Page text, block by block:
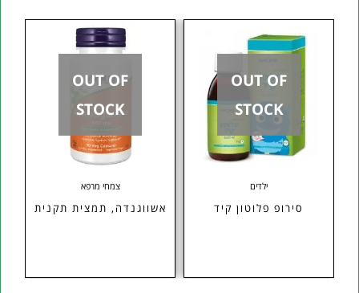
OUT OF
STOCK
ילדים
סירופ פלוטון קיד
OUT OF
STOCK
צמחי מרפא
אשווגנדה, תמצית תקנית